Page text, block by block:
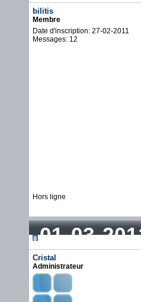
bilitis
Membre
Date d'inscription: 27-02-2011
Messages: 12
Hors ligne
01-03-
Cristal
Administrateur